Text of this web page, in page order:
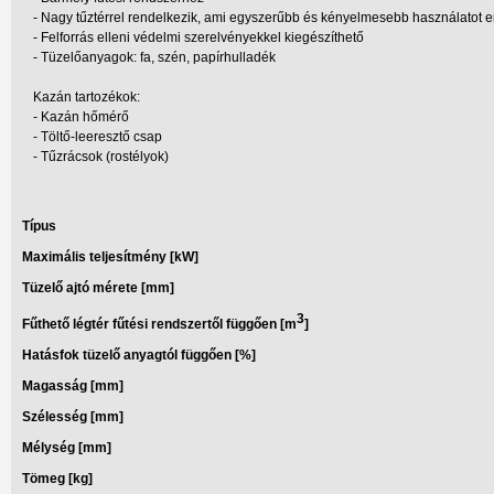
- Nagy tűztérrel rendelkezik, ami egyszerűbb és kényelmesebb használatot
- Felforrás elleni védelmi szerelvényekkel kiegészíthető
- Tüzelőanyagok: fa, szén, papírhulladék
Kazán tartozékok:
- Kazán hőmérő
- Töltő-leeresztő csap
- Tűzrácsok (rostélyok)
Típus
Maximális teljesítmény [kW]
Tüzelő ajtó mérete [mm]
Fűthető légtér fűtési rendszertől függően [m3]
Hatásfok tüzelő anyagtól függően [%]
Magasság [mm]
Szélesség [mm]
Mélység [mm]
Tömeg [kg]